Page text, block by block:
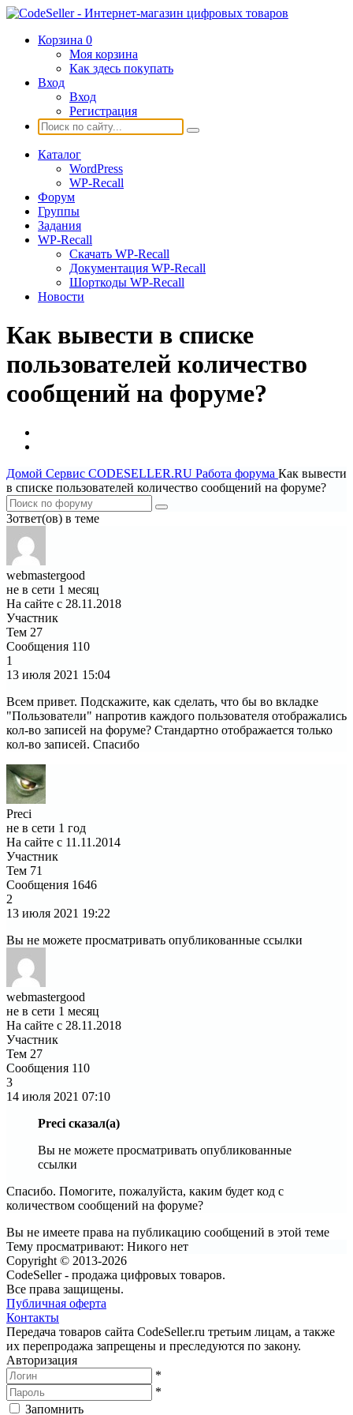
Корзина 0
Моя корзина
Как здесь покупать
Вход
Вход
Регистрация
Каталог
WordPress
WP-Recall
Форум
Группы
Задания
WP-Recall
Скачать WP-Recall
Документация WP-Recall
Шорткоды WP-Recall
Новости
Как вывести в списке
пользователей количество
сообщений на форуме?
Домой Сервис CODESELLER.RU Работа форума Как вывести
в списке пользователей количество сообщений на форуме?
3ответ(ов) в теме
webmastergood
не в сети 1 месяц
На сайте с 28.11.2018
Участник
Тем 27
Сообщения 110
1
13 июля 2021 15:04
Всем привет. Подскажите, как сделать, что бы во вкладке
"Пользователи" напротив каждого пользователя отображались
кол-во записей на форуме? Стандартно отображается только
кол-во записей. Спасибо
Preci
не в сети 1 год
На сайте с 11.11.2014
Участник
Тем 71
Сообщения 1646
2
13 июля 2021 19:22
Вы не можете просматривать опубликованные ссылки
webmastergood
не в сети 1 месяц
На сайте с 28.11.2018
Участник
Тем 27
Сообщения 110
3
14 июля 2021 07:10
Preci сказал(а)
Вы не можете просматривать опубликованные
ссылки
Спасибо. Помогите, пожалуйста, каким будет код с
количеством сообщений на форуме?
Вы не имеете права на публикацию сообщений в этой теме
Тему просматривают: Никого нет
Copyright © 2013-2026
CodeSeller - продажа цифровых товаров.
Все права защищены.
Публичная оферта
Контакты
Передача товаров сайта CodeSeller.ru третьим лицам, а также
их перепродажа запрещены и преследуются по закону.
Авторизация
*
*
Запомнить